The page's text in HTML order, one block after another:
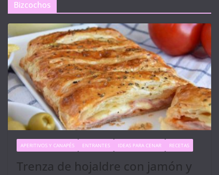
Bizcochos
APERITIVOS Y CANAPÉS ENTRANTES IDEAS PARA CENAR RECETAS
Trenza de hojaldre con jamón y